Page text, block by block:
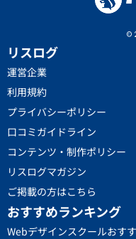
©
リスログ
運営企業
利用規約
プライバシーポリシー
口コミガイドライン
コンテンツ・制作ポリシー
リスログマガジン
ご掲載の方はこちら
おすすめランキング
Webデザインスクールおす